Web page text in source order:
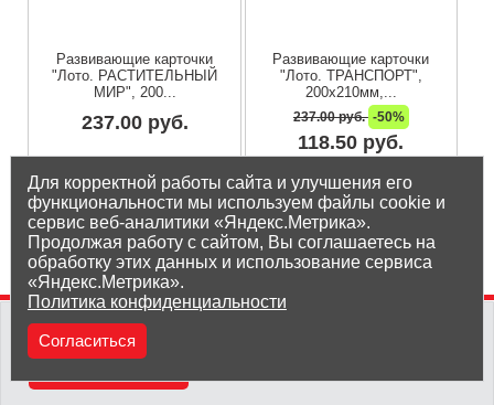
Развивающие карточки
"Лото. РАСТИТЕЛЬНЫЙ
МИР", 200...
237.00 руб.
Развивающие карточки
"Лото. ТРАНСПОРТ",
200х210мм,...
237.00 руб. -50%
118.50 руб.
Для корректной работы сайта и улучшения его
функциональности мы используем файлы cookie и
сервис веб-аналитики «Яндекс.Метрика».
Продолжая работу с сайтом, Вы соглашаетесь на
обработку этих данных и использование сервиса
«Яндекс.Метрика».
Политика конфиденциальности
Согласиться
(8212) 25-05-05